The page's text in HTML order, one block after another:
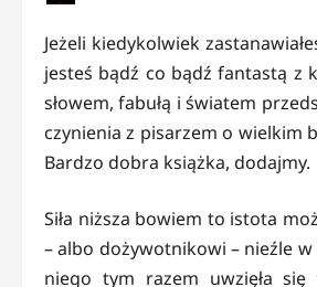
Jeżeli kiedykolwiek
jesteś bądź co bądź fantastą z
słowem, fabułą i światem
czynienia z pisarzem o wielkim
Bardzo dobra książka, dodajmy.
Siła niższa bowiem to istota
– albo dożywotnikowi – nieźle
niego tym razem uwzięła